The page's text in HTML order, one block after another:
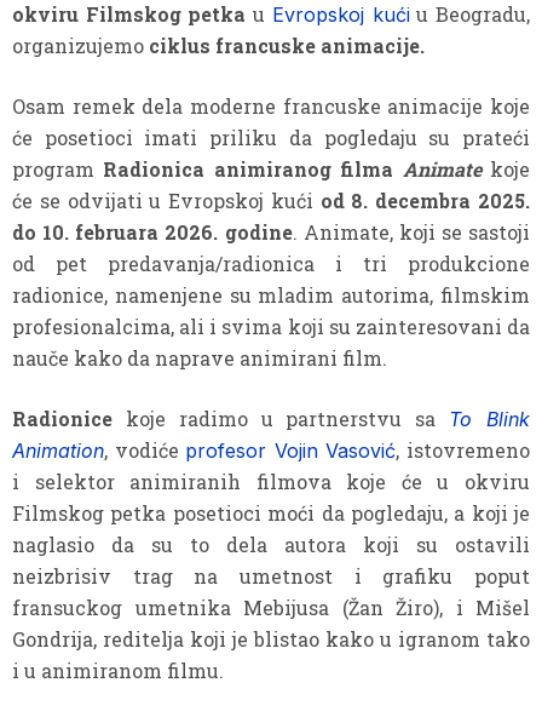
okviru Filmskog petka u Evropskoj kućiu Beogradu,
organizujemo ciklus francuske animacije.
Osam remek dela moderne francuske animacije koje
će posetioci imati priliku da pogledaju su prateći
program Radionica animiranog filma Animatekoje
će se odvijati u Evropskoj kući od 8. decembra 2025.
do 10. februara 2026. godine. Animate, koji se sastoji
od pet predavanja/radionica i tri produkcione
radionice, namenjene su mladim autorima, filmskim
profesionalcima, ali i svima koji su zainteresovani da
nauče kako da naprave animirani film.
Radionice koje radimo u partnerstvu sa To Blink
Animation, vodiće profesor Vojin Vasović, istovremeno
i selektor animiranih filmova koje će u okviru
Filmskog petka posetioci moći da pogledaju, a koji je
naglasio da su to dela autora koji su ostavili
neizbrisiv trag na umetnost i grafiku poput
fransuckog umetnika Mebijusa (Žan Žiro), i Mišel
Gondrija, reditelja koji je blistao kako u igranom tako
i u animiranom filmu.